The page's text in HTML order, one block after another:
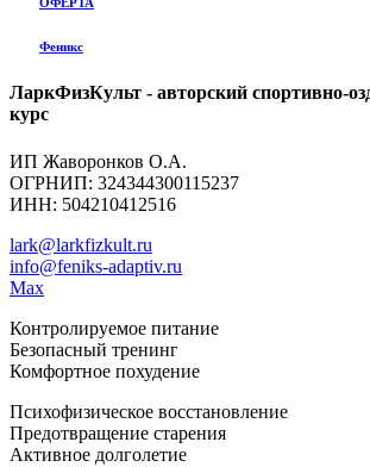
Феникс
ЛаркФизКульт - авторский спортивно-
курс
ИП Жаворонков О.А.
ОГРНИП: 324344300115237
ИНН: 504210412516
lark@larkfizkult.ru
info@feniks-adaptiv.ru
Max
Контролируемое питание
Безопасный тренинг
Комфортное похудение
Психофизическое восстановление
Предотвращение старения
Активное долголетие